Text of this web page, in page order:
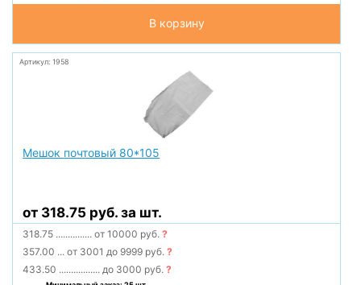
В корзину
Артикул: 1958
Мешок почтовый 80*105
от 318.75 руб. за шт.
318.75 ............... от 10000 руб.?
357.00 ... от 3001 до 9999 руб.?
433.50 ................. до 3000 руб.?